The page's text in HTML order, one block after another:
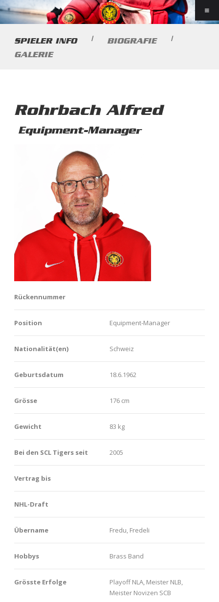
SPIELER INFO | BIOGRAFIE
|
GALERIE
Rohrbach Alfred
Equipment-Manager
Rückennummer
Position Equipment-Manager
Nationalität(en) Schweiz
Geburtsdatum 18.6.1962
Grösse 176 cm
Gewicht 83 kg
Bei den SCL Tigers seit 2005
Vertrag bis
NHL-Draft
Übername Fredu, Fredeli
Hobbys Brass Band
Grösste Erfolge
Playoff NLA, Meister NLB,
Meister Novizen SCB